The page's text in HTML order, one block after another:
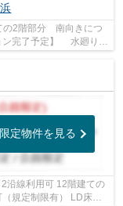
の2階部分 南向きにつ
ン完了予定】 水廻り交
定物件を見る
沿線利用可 12階建ての
規定制限有） LD床暖